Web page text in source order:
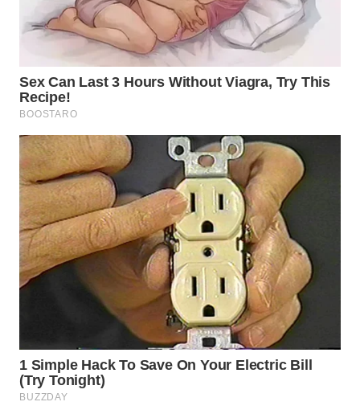
WN
PRIANGAN
TIMUR
WN
SEMARANG
WN
SOLO
WN
BOROBUDUR
WN
SURABAYA
WN